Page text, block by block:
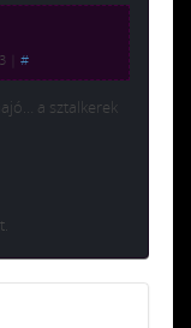
#
a sztalkerek